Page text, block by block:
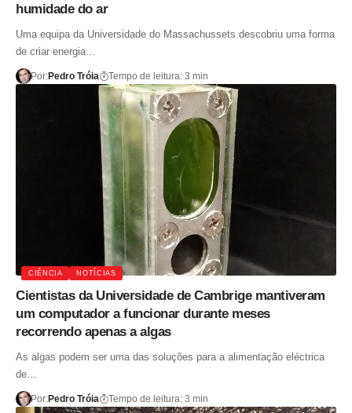
humidade do ar
Uma equipa da Universidade do Massachussets descobriu uma forma
de criar energia…
Por:Pedro Tróia Tempo de leitura: 3 min
CIÊNCIA NOTÍCIAS
Cientistas da Universidade de Cambrige mantiveram
um computador a funcionar durante meses
recorrendo apenas a algas
As algas podem ser uma das soluções para a alimentação eléctrica
de…
Por:Pedro Tróia Tempo de leitura: 3 min